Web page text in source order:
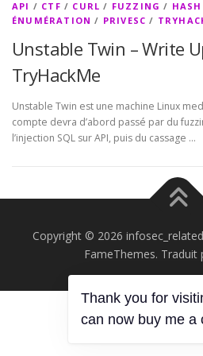
API / CTF / CURL / FUZZING / HASH
ÉNUMÉRATION / PRIVESC /
Unstable Twin – Write
TryHackMe
Unstable Twin est une machine Linux
compte devra d’abord passé par du
l’injection SQL sur API, puis du cassage …
Copyright © 2026 infosec_related
FameThemes. Traduit
Thank you for
can now buy me a